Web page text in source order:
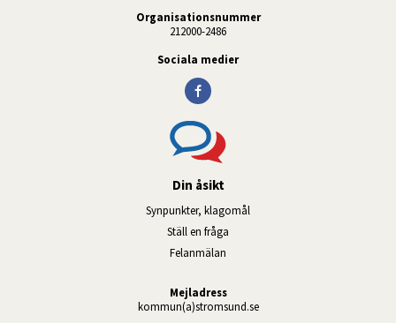
Organisationsnummer
212000-2486
Sociala medier
Din åsikt
Synpunkter, klagomål
Ställ en fråga
Felanmälan
Mejladress
kommun(a)stromsund.se